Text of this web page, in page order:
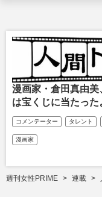
漫画家・倉田真由
は宝くじに当たっ
コメンテーター タレント
漫画家
週刊女性PRIME 連載